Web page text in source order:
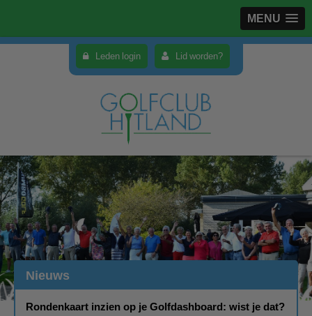
MENU
Leden login Lid worden?
Nieuws
Rondenkaart inzien op je Golfdashboard: wist je dat?